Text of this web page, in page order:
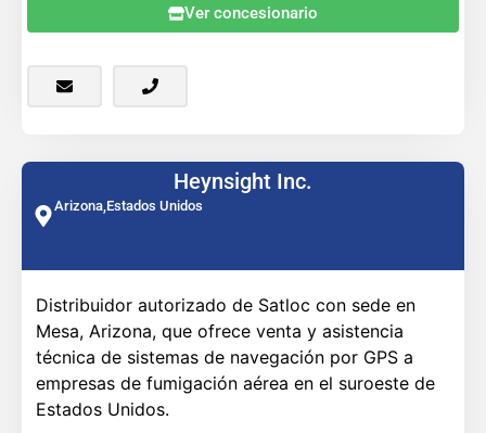
Ver concesionario
Heynsight Inc.
Arizona, Estados Unidos
Distribuidor autorizado de Satloc con sede en
Mesa, Arizona, que ofrece venta y asistencia
técnica de sistemas de navegación por GPS a
empresas de fumigación aérea en el suroeste de
Estados Unidos.